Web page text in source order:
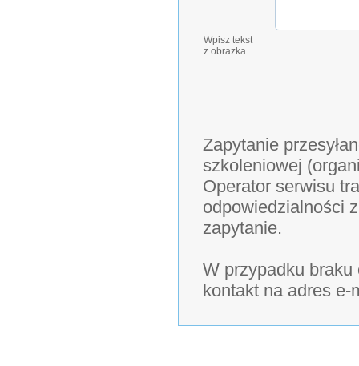
Wpisz tekst
z obrazka
Zapytanie
szkoleniowej
Operator serwisu
odpowiedzialności
zapytanie.
W przypadku
kontakt na adres